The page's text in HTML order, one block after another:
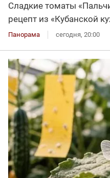
Сладкие томаты
рецепт из «Кубанской
Панорама сегодня, 20:00